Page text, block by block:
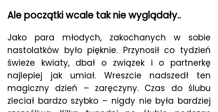
Ale początki wcale tak nie wyglądały..
Jako para młodych, zakochanych w sobie
nastolatków było pięknie. Przynosił co tydzień
świeże kwiaty, dbał o związek i o partnerkę
najlepiej jak umiał. Wreszcie nadszedł ten
magiczny dzień – zaręczyny. Czas do ślubu
zleciał bardzo szybko – nigdy nie była bardziej